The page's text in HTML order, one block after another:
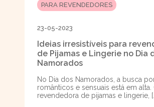
PARA REVENDEDORES
23-05-2023
Ideias irresistíveis para
de Pijamas e Lingerie no Dia
Namorados
No Dia dos Namorados, a busca
românticos e sensuais está em
revendedora de pijamas e lingerie,